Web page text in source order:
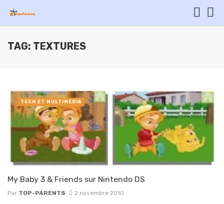
TAG: TEXTURES
My Baby 3 & Friends sur Nintendo DS
Par TOP-PARENTS 2 novembre 2010
TECH ET MULTIMÉDIA